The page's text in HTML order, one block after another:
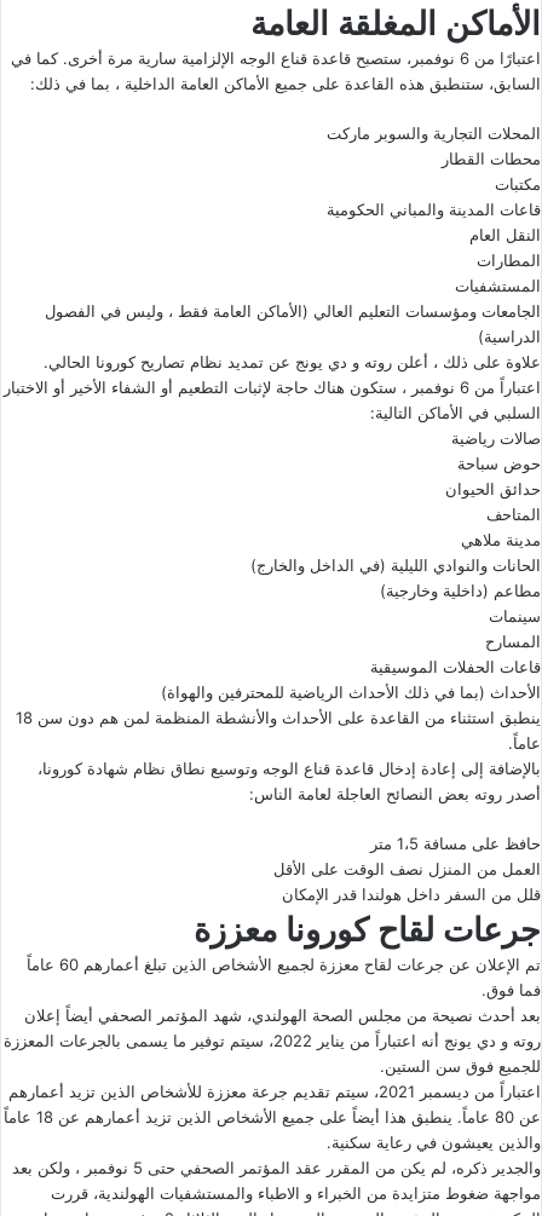
الأماكن المغلقة العامة
اعتبارًا من 6 نوفمبر، ستصبح قاعدة قناع الوجه الإلزامية سارية مرة أخرى. كما في
السابق، ستنطبق هذه القاعدة على جميع الأماكن العامة الداخلية ، بما في ذلك:
المحلات التجارية والسوبر ماركت
محطات القطار
مكتبات
قاعات المدينة والمباني الحكومية
النقل العام
المطارات
المستشفيات
الجامعات ومؤسسات التعليم العالي (الأماكن العامة فقط ، وليس في الفصول
الدراسية)
علاوة على ذلك ، أعلن روته و دي يونج عن تمديد نظام تصاريح كورونا الحالي.
اعتباراً من 6 نوفمبر ، ستكون هناك حاجة لإثبات التطعيم أو الشفاء الأخير أو الاختبار
السلبي في الأماكن التالية:
صالات رياضية
حوض سباحة
حدائق الحيوان
المتاحف
مدينة ملاهي
الحانات والنوادي الليلية (في الداخل والخارج)
مطاعم (داخلية وخارجية)
سينمات
المسارح
قاعات الحفلات الموسيقية
الأحداث (بما في ذلك الأحداث الرياضية للمحترفين والهواة)
ينطبق استثناء من القاعدة على الأحداث والأنشطة المنظمة لمن هم دون سن 18
عاماً.
بالإضافة إلى إعادة إدخال قاعدة قناع الوجه وتوسيع نطاق نظام شهادة كورونا،
أصدر روته بعض النصائح العاجلة لعامة الناس:
حافظ على مسافة 1،5 متر
العمل من المنزل نصف الوقت على الأقل
قلل من السفر داخل هولندا قدر الإمكان
جرعات لقاح كورونا معززة
تم الإعلان عن جرعات لقاح معززة لجميع الأشخاص الذين تبلغ أعمارهم 60 عاماً
فما فوق.
بعد أحدث نصيحة من مجلس الصحة الهولندي، شهد المؤتمر الصحفي أيضاً إعلان
روته و دي يونج أنه اعتباراً من يناير 2022، سيتم توفير ما يسمى بالجرعات المعززة
للجميع فوق سن الستين.
اعتباراً من ديسمبر 2021، سيتم تقديم جرعة معززة للأشخاص الذين تزيد أعمارهم
عن 80 عاماً. ينطبق هذا أيضاً على جميع الأشخاص الذين تزيد أعمارهم عن 18 عاماً
والذين يعيشون في رعاية سكنية.
والجدير ذكره، لم يكن من المقرر عقد المؤتمر الصحفي حتى 5 نوفمبر ، ولكن بعد
مواجهة ضغوط متزايدة من الخبراء و الاطباء والمستشفيات الهولندية، قررت